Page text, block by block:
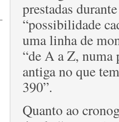
prestadas
“possibilidade
uma linha de
“de A a Z, numa
antiga no que
390”.
Quanto ao